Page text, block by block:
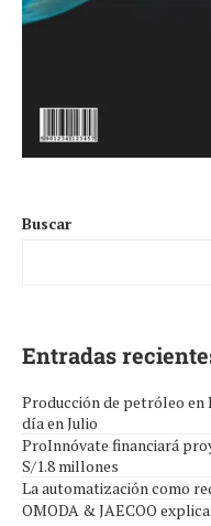
Buscar
Entradas
Producción de petróleo
día en Julio
ProInnóvate financiará
S/1.8 millones
La automatización como
OMODA & JAECOO